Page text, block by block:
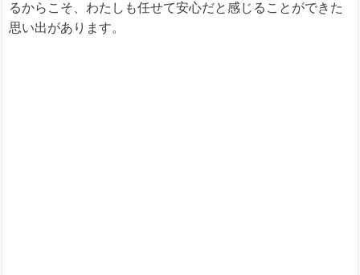
るからこそ、わたしも任せて安心だと感じることができた
思い出があります。